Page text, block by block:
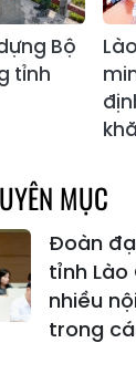
Bộ
tỉnh
MỤC
Đoàn
tỉnh
nhiều
trong